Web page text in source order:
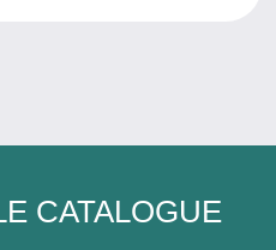
CATALOGUE